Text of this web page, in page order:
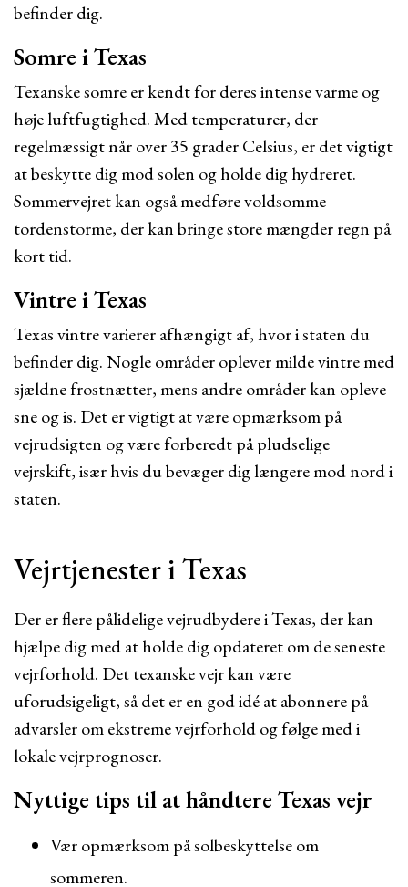
befinder dig.
Somre i Texas
Texanske somre er kendt for deres intense varme og
høje luftfugtighed. Med temperaturer, der
regelmæssigt når over 35 grader Celsius, er det vigtigt
at beskytte dig mod solen og holde dig hydreret.
Sommervejret kan også medføre voldsomme
tordenstorme, der kan bringe store mængder regn på
kort tid.
Vintre i Texas
Texas vintre varierer afhængigt af, hvor i staten du
befinder dig. Nogle områder oplever milde vintre med
sjældne frostnætter, mens andre områder kan opleve
sne og is. Det er vigtigt at være opmærksom på
vejrudsigten og være forberedt på pludselige
vejrskift, især hvis du bevæger dig længere mod nord i
staten.
Vejrtjenester i Texas
Der er flere pålidelige vejrudbydere i Texas, der kan
hjælpe dig med at holde dig opdateret om de seneste
vejrforhold. Det texanske vejr kan være
uforudsigeligt, så det er en god idé at abonnere på
advarsler om ekstreme vejrforhold og følge med i
lokale vejrprognoser.
Nyttige tips til at håndtere Texas vejr
Vær opmærksom på solbeskyttelse om
sommeren.